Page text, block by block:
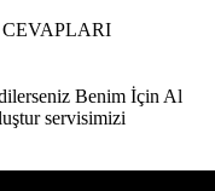
Benim İçin Al
servisimizi